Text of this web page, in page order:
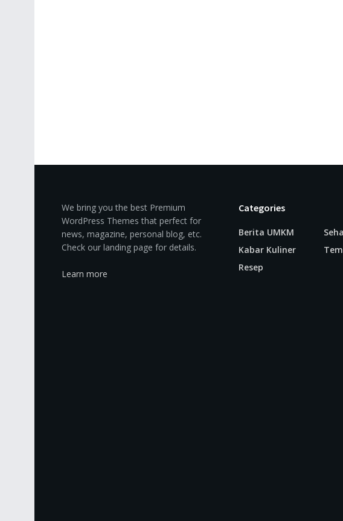
We bring you the best Premium
WordPress Themes that perfect for
news, magazine, personal blog, etc.
Check our landing page for details.
Learn more
Categories
Berita UMKM
Kabar Kuliner
Resep